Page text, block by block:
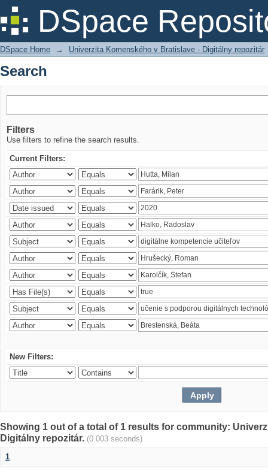
DSpace
Search
DSpace Home → Univerzita Komenského v Bratislave - Digitálny repozitár
Search
Filters
Use filters to refine the search results.
Current Filters:
New Filters:
Showing 1 out of a total of 1 results for community:
Digitálny repozitár. (0.003 seconds)
1